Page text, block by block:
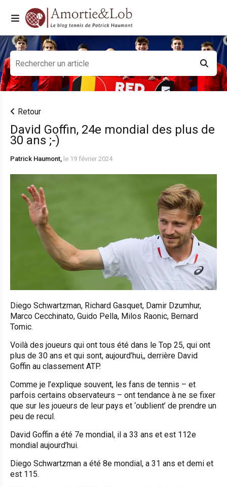
Retour
David Goffin, 24e mondial des plus de
30 ans ;-)
Patrick Haumont, le 19 février 2024
Diego Schwartzman, Richard Gasquet, Damir Dzumhur,
Marco Cecchinato, Guido Pella, Milos Raonic, Bernard
Tomic.
Voilà des joueurs qui ont tous été dans le Top 25, qui ont
plus de 30 ans et qui sont, aujourd’hui,, derrière David
Goffin au classement ATP.
Comme je l’explique souvent, les fans de tennis – et
parfois certains observateurs – ont tendance à ne se fixer
que sur les joueurs de leur pays et ‘oublient’ de prendre un
peu de recul.
David Goffin a été 7e mondial, il a 33 ans et est 112e
mondial aujourd’hui.
Diego Schwartzman a été 8e mondial, a 31 ans et demi et
est 115.